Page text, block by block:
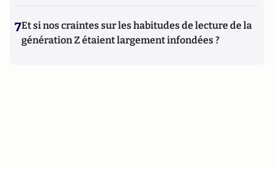
7Et si nos craintes sur les habitudes de lecture de la
génération Z étaient largement infondées ?